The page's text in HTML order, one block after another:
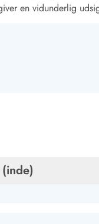
en vidunderlig
men det er brok på